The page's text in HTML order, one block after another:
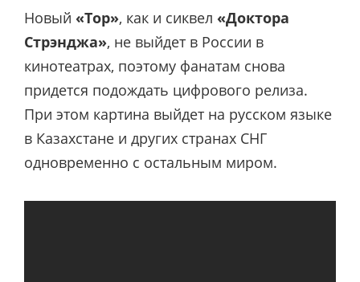
Новый «Тор», как и сиквел «Доктора
Стрэнджа», не выйдет в России в
кинотеатрах, поэтому фанатам снова
придется подождать цифрового релиза.
При этом картина выйдет на русском языке
в Казахстане и других странах СНГ
одновременно с остальным миром.